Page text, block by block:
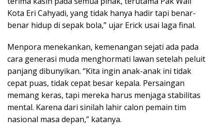
Kota Eri Cahyadi, yang tidak hanya hadir tapi benar-
benar hidup di sepak bola,” ujar Erick usai laga final.
Menpora menekankan, kemenangan sejati ada pada
cara generasi muda menghormati lawan setelah peluit
panjang dibunyikan. “Kita ingin anak-anak ini tidak
cepat puas, tidak cepat besar kepala. Persaingan
memang keras, tapi mereka harus menjaga stabilitas
mental. Karena dari sinilah lahir calon pemain tim
nasional masa depan,” katanya.